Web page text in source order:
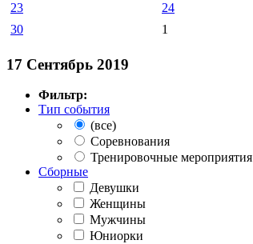
23
24
30
1
17 Сентябрь 2019
Фильтр:
Тип события
(все)
Соревнования
Тренировочные мероприятия
Сборные
Девушки
Женщины
Мужчины
Юниорки